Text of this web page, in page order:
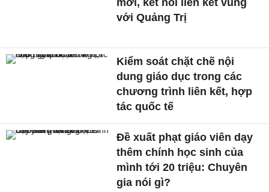
với Quảng Trị
Kiểm soát chặt chẽ nội
dung giáo dục trong các
chương trình liên kết, hợp
tác quốc tế
Đề xuất phạt giáo viên dạy
thêm chính học sinh của
mình tới 20 triệu: Chuyên
gia nói gì?